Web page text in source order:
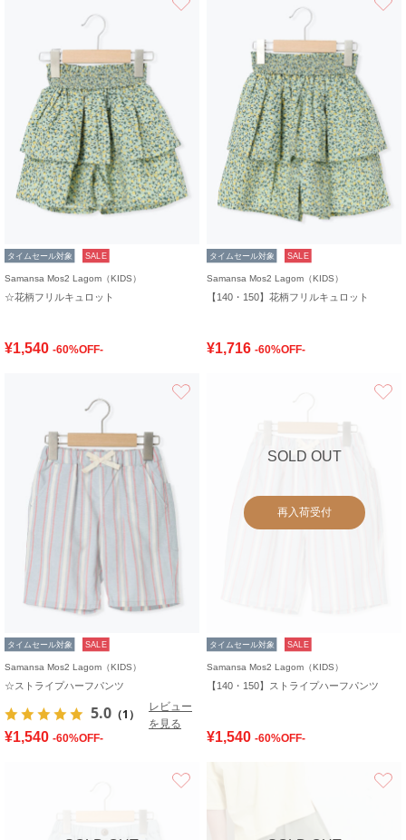
タイムセール対象 SALE
Samansa Mos2 Lagom（KIDS）
☆花柄フリルキュロット
¥1,540 -60%OFF-
タイムセール対象 SALE
Samansa Mos2 Lagom（KIDS）
【140・150】花柄フリルキュロット
¥1,716 -60%OFF-
タイムセール対象 SALE
Samansa Mos2 Lagom（KIDS）
☆ストライプハーフパンツ
5.0 （1）
レビュー
を見る
¥1,540 -60%OFF-
SOLD OUT
再入荷受付
タイムセール対象 SALE
Samansa Mos2 Lagom（KIDS）
【140・150】ストライプハーフパンツ
¥1,540 -60%OFF-